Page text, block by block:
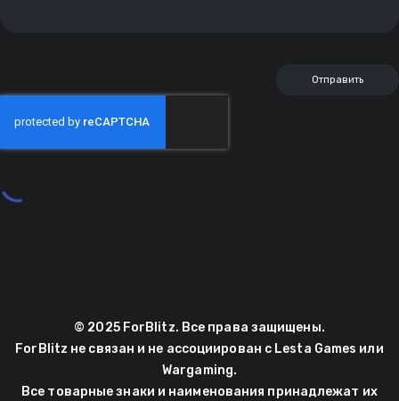
© 2025 ForBlitz. Все права защищены.
ForBlitz не связан и не ассоциирован с Lesta Games или
Wargaming.
Все товарные знаки и наименования принадлежат их